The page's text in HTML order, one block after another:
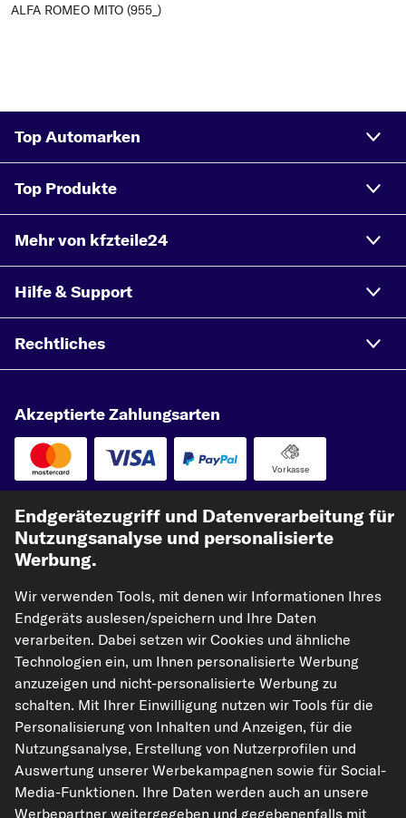
ALFA ROMEO MITO (955_)
Top Automarken
Top Produkte
Mehr von kfzteile24
Hilfe & Support
Rechtliches
Akzeptierte Zahlungsarten
Vorkasse
Unsere Versandpartner
kfzteile24.de carpardoo.nl
carpardoo.fr
carpardoo.dk
Endgerätezugriff und Datenverarbeitung für
Nutzungsanalyse und personalisierte
Werbung.
Wir verwenden Tools, mit denen wir Informationen Ihres
Endgeräts auslesen/speichern und Ihre Daten
verarbeiten. Dabei setzen wir Cookies und ähnliche
Technologien ein, um Ihnen personalisierte Werbung
anzuzeigen und nicht-personalisierte Werbung zu
schalten. Mit Ihrer Einwilligung nutzen wir Tools für die
Personalisierung von Inhalten und Anzeigen, für die
Nutzungsanalyse, Erstellung von Nutzerprofilen und
Auswertung unserer Werbekampagnen sowie für Social-
Media-Funktionen. Ihre Daten werden auch an unsere
Werbepartner weitergegeben und gegebenenfalls mit